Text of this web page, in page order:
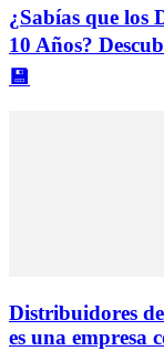
¿Sabías que los
10 Años?
💾
Distribuidores
es una empresa